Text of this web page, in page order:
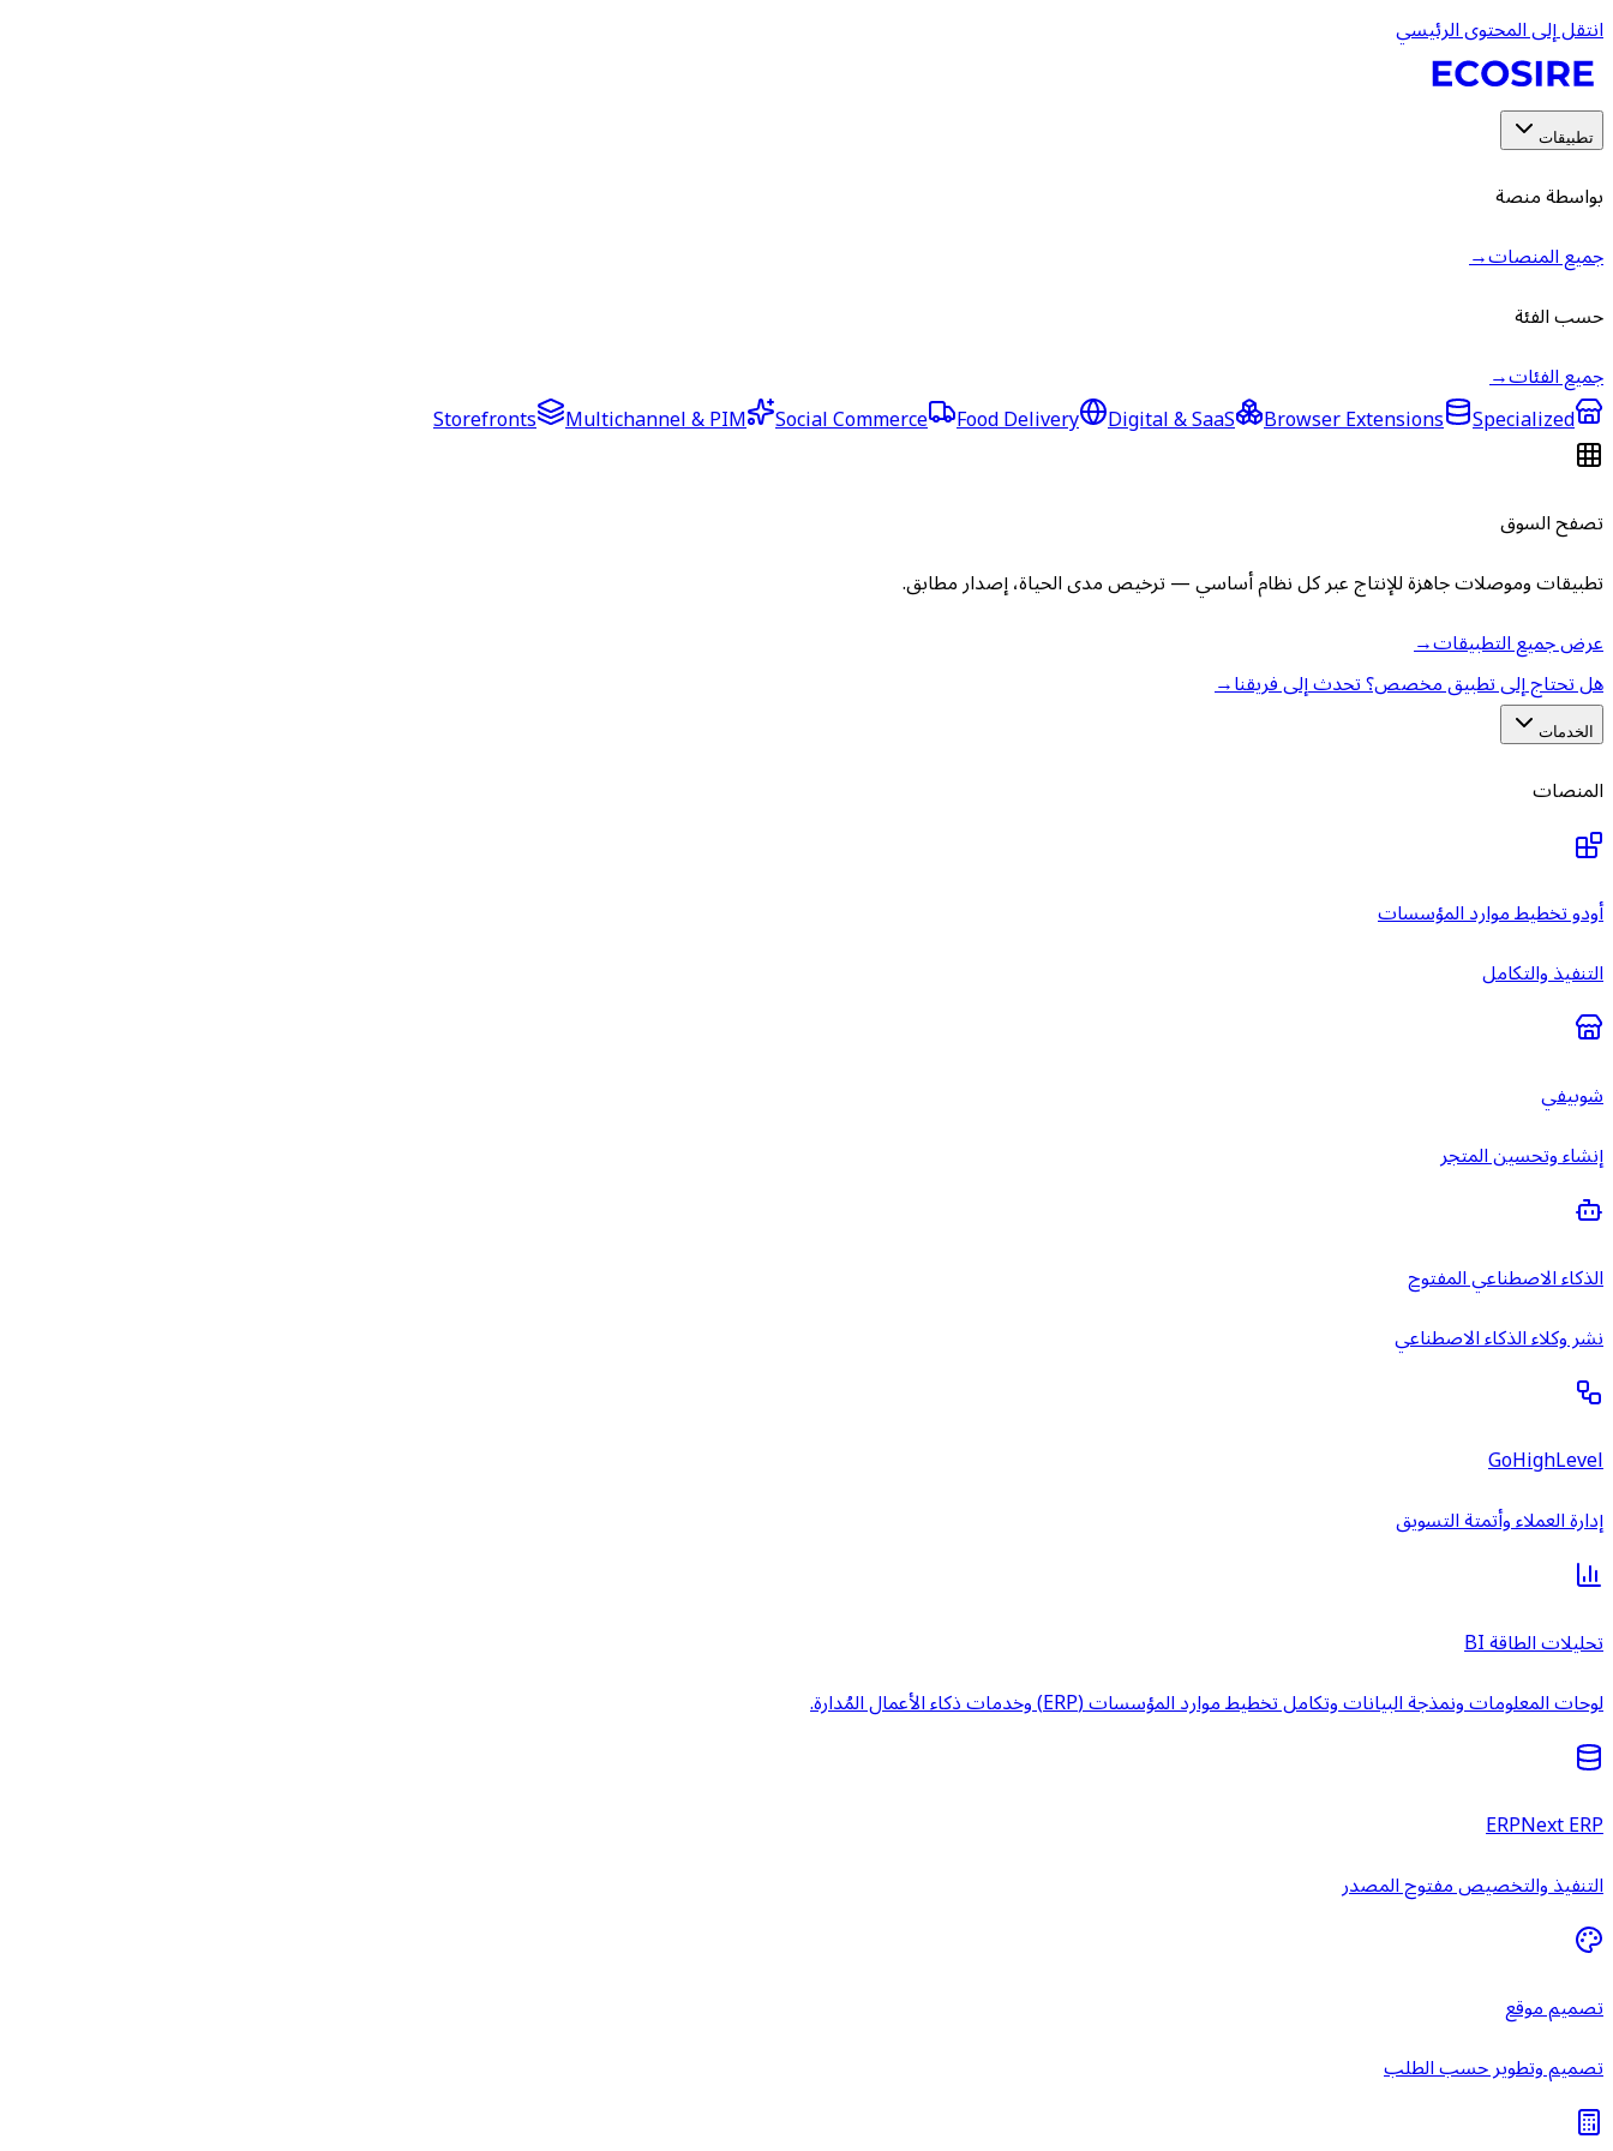
انتقل إلى المحتوى الرئيسي
تطبيقات
بواسطة منصة
جميع المنصات→
حسب الفئة
جميع الفئات→
Storefronts
Multichannel & PIM Social Commerce Food Delivery Digital & SaaS Browser Extensions Specialized
تصفح السوق
تطبيقات وموصلات جاهزة للإنتاج عبر كل نظام أساسي — ترخيص مدى الحياة، إصدار مطابق.
عرض جميع التطبيقات→
هل تحتاج إلى تطبيق مخصص؟ تحدث إلى فريقنا→
الخدمات
المنصات
أودو تخطيط موارد المؤسسات
التنفيذ والتكامل
شوبيفي
إنشاء وتحسين المتجر
الذكاء الاصطناعي المفتوح
نشر وكلاء الذكاء الاصطناعي
GoHighLevel
إدارة العملاء وأتمتة التسويق
تحليلات الطاقة BI
لوحات المعلومات ونمذجة البيانات وتكامل تخطيط موارد المؤسسات (ERP) وخدمات ذكاء الأعمال المُدارة.
ERPNext ERP
التنفيذ والتخصيص مفتوح المصدر
تصميم موقع
تصميم وتطوير حسب الطلب